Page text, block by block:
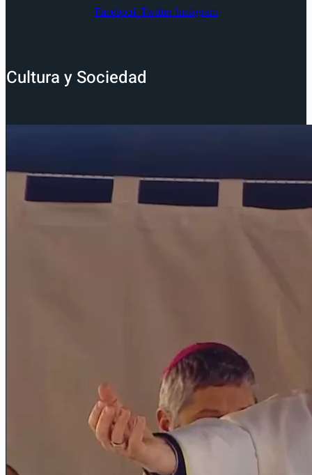
Facebook Twitter Instagram
Cultura y Sociedad